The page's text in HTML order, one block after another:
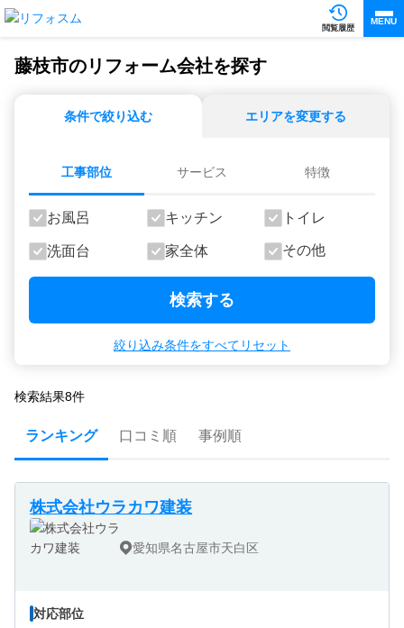
閲覧履歴
MENU
藤枝市のリフォーム会社を探す
条件で絞り込む エリアを変更する
工事部位 サービス 特徴
お風呂 キッチン トイレ
洗面台 家全体 その他
検索する
絞り込み条件をすべてリセット
検索結果8件
ランキング 口コミ順 事例順
株式会社ウラカワ建装
愛知県名古屋市天白区
対応部位